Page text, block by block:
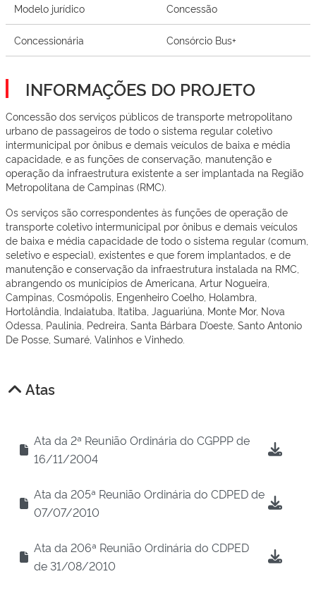
Modelo jurídico Concessão
Concessionária Consórcio Bus+
INFORMAÇÕES DO PROJETO
Concessão dos serviços públicos de transporte metropolitano
urbano de passageiros de todo o sistema regular coletivo
intermunicipal por ônibus e demais veículos de baixa e média
capacidade, e as funções de conservação, manutenção e
operação da infraestrutura existente a ser implantada na Região
Metropolitana de Campinas (RMC).
Os serviços são correspondentes às funções de operação de
transporte coletivo intermunicipal por ônibus e demais veículos
de baixa e média capacidade de todo o sistema regular (comum,
seletivo e especial), existentes e que forem implantados, e de
manutenção e conservação da infraestrutura instalada na RMC,
abrangendo os municípios de Americana, Artur Nogueira,
Campinas, Cosmópolis, Engenheiro Coelho, Holambra,
Hortolândia, Indaiatuba, Itatiba, Jaguariúna, Monte Mor, Nova
Odessa, Paulinia, Pedreira, Santa Bárbara D’oeste, Santo Antonio
De Posse, Sumaré, Valinhos e Vinhedo.
Atas
Ata da 2ª Reunião Ordinária do CGPPP de
16/11/2004
Ata da 205ª Reunião Ordinária do CDPED de
07/07/2010
Ata da 206ª Reunião Ordinária do CDPED
de 31/08/2010